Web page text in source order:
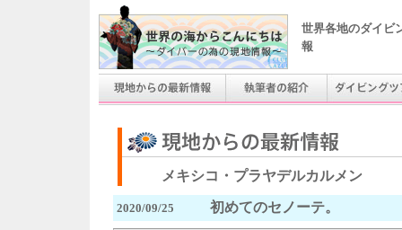
世界各地のダイビ
報
メキシコ・プラヤデルカルメン
2020/09/25 初めてのセノーテ。